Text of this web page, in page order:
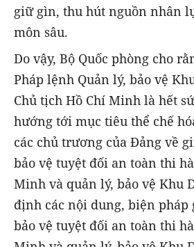
giữ gìn, thu hút nguồn nhân
môn sâu.
Do vậy, Bộ Quốc phòng cho
Pháp lệnh Quản lý, bảo vệ
Chủ tịch Hồ Chí Minh là hết
hướng tới mục tiêu thể chế
các chủ trương của Đảng về
bảo vệ tuyệt đối an toàn thi
Minh và quản lý, bảo vệ Khu
định các nội dung, biện
bảo vệ tuyệt đối an toàn thi